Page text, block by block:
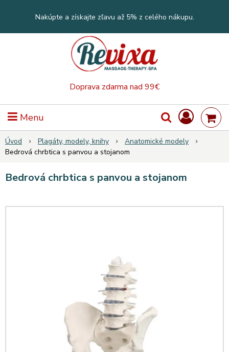
Doprava zdarma nad 99€
Nakúpte a získajte zľavu až 5% z celého nákupu.
Menu
Úvod Plagáty, modely, knihy
Anatomické modely
Bedrová chrbtica s panvou a stojanom
Bedrová chrbtica s panvou a stojanom